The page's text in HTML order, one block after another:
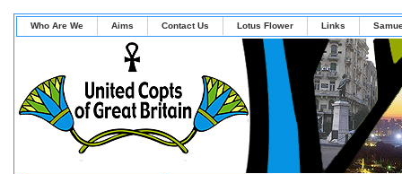
Who Are We Aims Contact Us Lotus Flower Links